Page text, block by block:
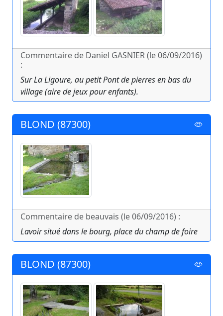
Commentaire de Daniel GASNIER (le 06/09/2016)
:
Sur La Ligoure, au petit Pont de pierres en bas du
village (aire de jeux pour enfants).
BLOND (87300)
Commentaire de beauvais (le 06/09/2016) :
Lavoir situé dans le bourg, place du champ de foire
BLOND (87300)